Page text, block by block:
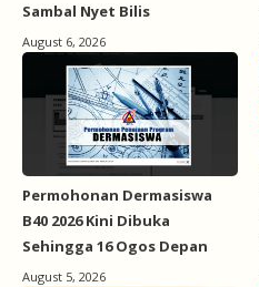
Sambal Nyet Bilis
August 6, 2026
Permohonan Dermasiswa
B40 2026 Kini Dibuka
Sehingga 16 Ogos Depan
August 5, 2026